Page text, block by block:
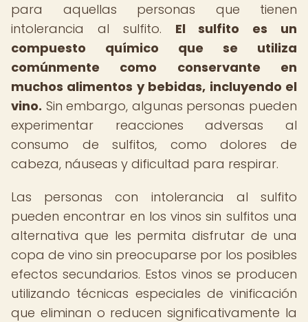
para aquellas personas que tienen
intolerancia al sulfito. El sulfito es un
compuesto químico que se utiliza
comúnmente como conservante en
muchos alimentos y bebidas, incluyendo el
vino. Sin embargo, algunas personas pueden
experimentar reacciones adversas al
consumo de sulfitos, como dolores de
cabeza, náuseas y dificultad para respirar.
Las personas con intolerancia al sulfito
pueden encontrar en los vinos sin sulfitos una
alternativa que les permita disfrutar de una
copa de vino sin preocuparse por los posibles
efectos secundarios. Estos vinos se producen
utilizando técnicas especiales de vinificación
que eliminan o reducen significativamente la